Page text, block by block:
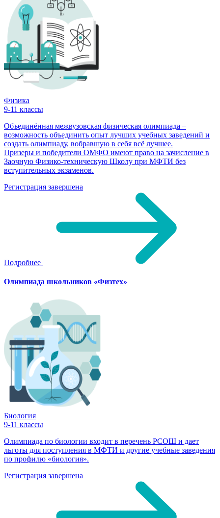
Физика
9-11 классы
Объединённая межвузовская физическая олимпиада –
возможность объединить опыт лучших учебных заведений и
создать олимпиаду, вобравшую в себя всё лучшее.
Призеры и победители ОМФО имеют право на зачисление в
Заочную Физико-техническую Школу при МФТИ без
вступительных экзаменов.
Регистрация завершена
Подробнее
Олимпиада школьников «Физтех»
Биология
9-11 классы
Олимпиада по биологии входит в перечень РСОШ и дает
льготы для поступления в МФТИ и другие учебные заведения
по профилю «биология».
Регистрация завершена